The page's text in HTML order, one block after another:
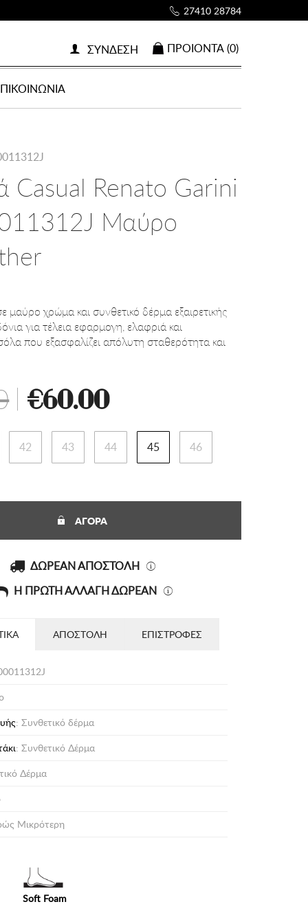
27410 28784
ΠΡΟΙOΝΤΑ (0)
ΣΥΝΔΕΣΗ
Casual Renato Garini
Μαύρο
μαύρο χρώμα και συνθετικό δέρμα εξαιρετικής
για τέλεια εφαρμογη, ελαφριά και
που εξασφαλίζει απόλυτη σταθερότητα και
€60.00
42 43 44 45 46
ΑΓΟΡΑ
ΔΩΡΕΑΝ ΑΠΟΣΤΟΛΗ
Η ΠΡΩΤΗ ΑΛΛΑΓΗ ΔΩΡΕΑΝ
ΑΠΟΣΤΟΛΗ ΕΠΙΣΤΡΟΦΕΣ
: Συνθετικό δέρμα
: Συνθετικό Δέρμα
Δέρμα
Μικρότερη
Soft Foam